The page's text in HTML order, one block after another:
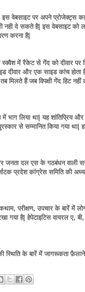
इस वेबसाइट पर अपने प्रोजेक्ट्स
नही दे सकते है| इस वेबसाइट को
करना है|
में रैकेट से गेंद को दीवार पर
दीवार और एक साइड कांच
मिलते हैं जब विपक्षी गेंद हिट
भाग लिया था| यह शांतिप्रिय और
से सम्मानित किया गया था|
जनता दल एस के गठबंधन वाली
प्रदेश कांग्रेस समिति की
परीक्षण, उपचार के बारें में
गया है| हेपेटाइटिस वायरल ए,
स्थिति के बारें में जागरूकता